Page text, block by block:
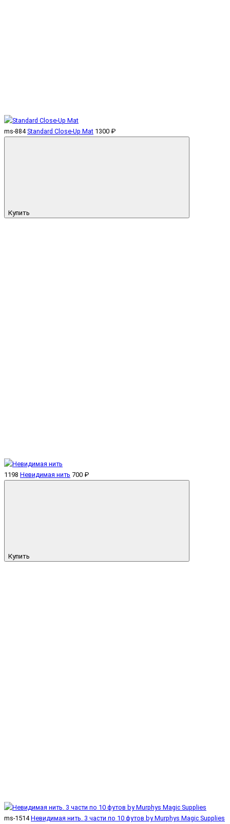
ms-884 Standard Close-Up Mat 1300 ₽
Купить
1198 Невидимая нить 700 ₽
Купить
ms-1514 Невидимая нить. 3 части по 10 футов by Murphys Magic Supplies